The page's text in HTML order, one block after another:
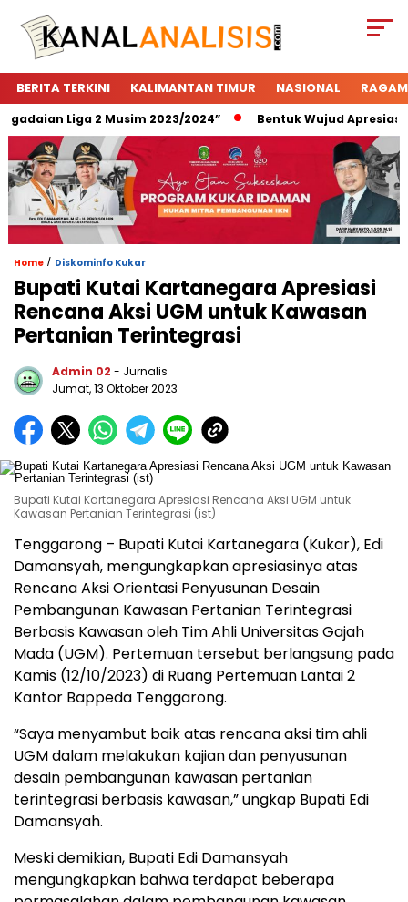
BERITA TERKINI KALIMANTAN TIMUR NASIONAL RAGAM
Liga 2 Musim 2023/2024” Bentuk Wujud Apresiasi
Home / Diskominfo Kukar
Bupati Kutai Kartanegara Apresiasi
Rencana Aksi UGM untuk Kawasan
Pertanian Terintegrasi
Admin 02 - Jurnalis
Jumat, 13 Oktober 2023
Bupati Kutai Kartanegara Apresiasi Rencana Aksi UGM untuk
Kawasan Pertanian Terintegrasi (ist)
Tenggarong – Bupati Kutai Kartanegara (Kukar), Edi
Damansyah, mengungkapkan apresiasinya atas
Rencana Aksi Orientasi Penyusunan Desain
Pembangunan Kawasan Pertanian Terintegrasi
Berbasis Kawasan oleh Tim Ahli Universitas Gajah
Mada (UGM). Pertemuan tersebut berlangsung pada
Kamis (12/10/2023) di Ruang Pertemuan Lantai 2
Kantor Bappeda Tenggarong.
“Saya menyambut baik atas rencana aksi tim ahli
UGM dalam melakukan kajian dan penyusunan
desain pembangunan kawasan pertanian
terintegrasi berbasis kawasan,” ungkap Bupati Edi
Damansyah.
Meski demikian, Bupati Edi Damansyah
mengungkapkan bahwa terdapat beberapa